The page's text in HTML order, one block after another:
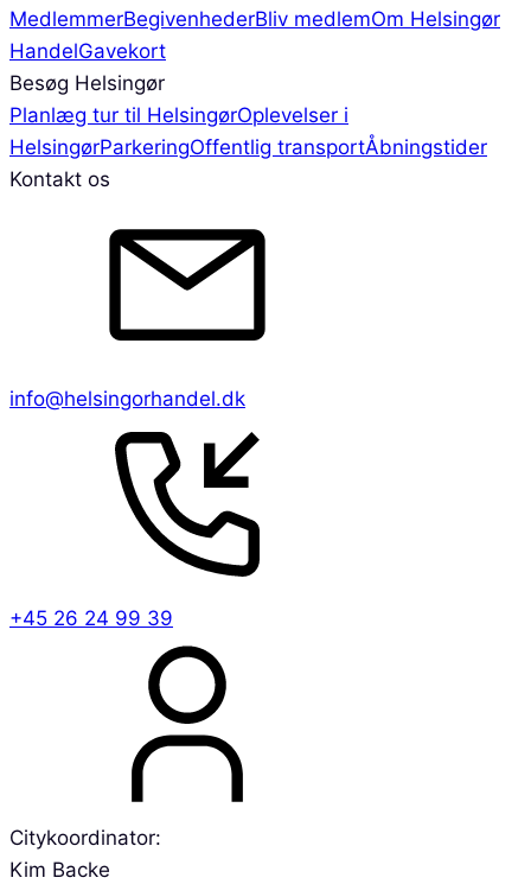
MedlemmerBegivenhederBliv medlemOm Helsingør
HandelGavekort
Besøg Helsingør
Planlæg tur til HelsingørOplevelser i
HelsingørParkeringOffentlig transportÅbningstider
Kontakt os
info@helsingorhandel.dk
+45 26 24 99 39
Citykoordinator:
Kim Backe